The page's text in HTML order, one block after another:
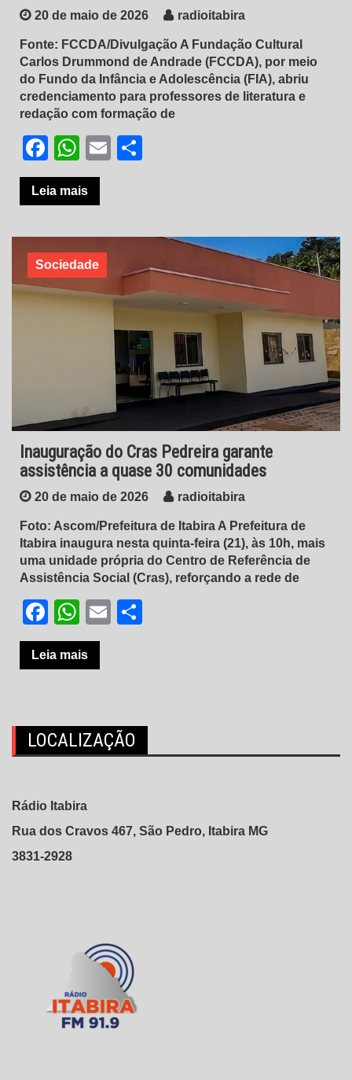
20 de maio de 2026 radioitabira
Fonte: FCCDA/Divulgação A Fundação Cultural
Carlos Drummond de Andrade (FCCDA), por meio
do Fundo da Infância e Adolescência (FIA), abriu
credenciamento para professores de literatura e
redação com formação de
Facebook
WhatsApp
Email
Leia mais
Sociedade
Inauguração do Cras Pedreira garante
assistência a quase 30 comunidades
20 de maio de 2026 radioitabira
Foto: Ascom/Prefeitura de Itabira A Prefeitura de
Itabira inaugura nesta quinta-feira (21), às 10h, mais
uma unidade própria do Centro de Referência de
Assistência Social (Cras), reforçando a rede de
Facebook
WhatsApp
Email
Leia mais
LOCALIZAÇÃO
Rádio Itabira
Rua dos Cravos 467, São Pedro, Itabira MG
3831-2928